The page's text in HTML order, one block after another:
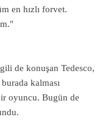
en hızlı forvet.
de konuşan Tedesco,
kalması
oyuncu. Bugün de